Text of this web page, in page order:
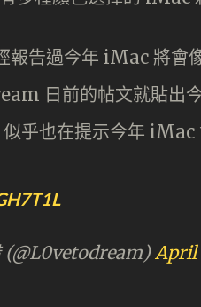
報告過今年 iMac 將會
日前的帖文就貼出
乎也在提示今年 iMac
(@L0vetodream)April